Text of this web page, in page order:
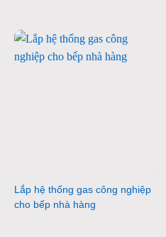
Lắp hệ thống gas công nghiệp
cho bếp nhà hàng